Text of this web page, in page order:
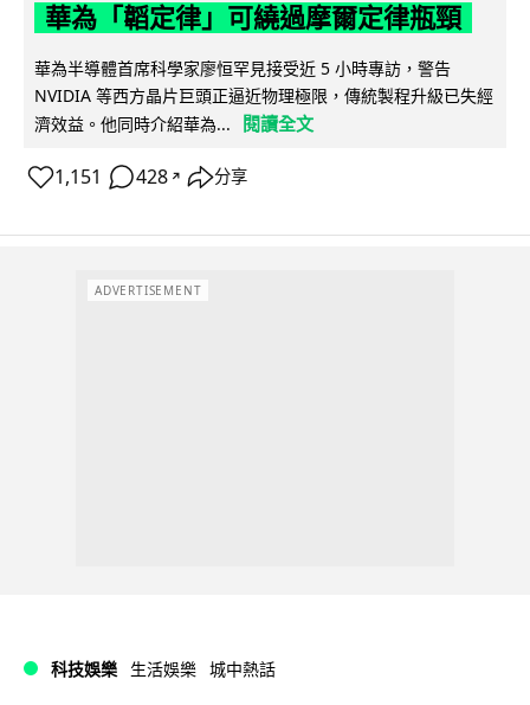
華為「韜定律」可繞過摩爾定律瓶頸
華為半導體首席科學家廖恒罕見接受近 5 小時專訪，警告
NVIDIA 等西方晶片巨頭正逼近物理極限，傳統製程升級已失經
濟效益。他同時介紹華為...
閱讀全文
1,151 428 ↗ 分享
ADVERTISEMENT
科技娛樂 生活娛樂 城中熱話